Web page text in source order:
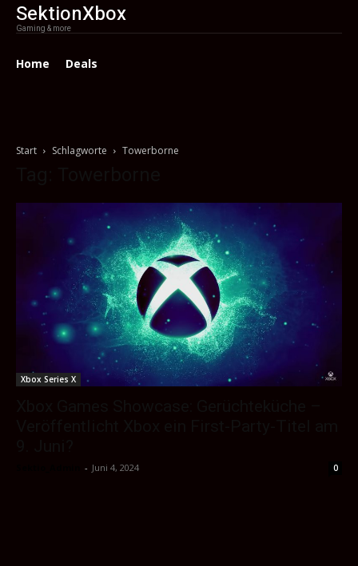
SektionXbox
Gaming & more
Home Deals
Start Schlagworte Towerborne
Xbox Series X
- Juni 4, 2024 0